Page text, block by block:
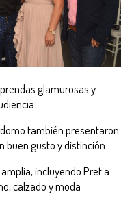
glamurosas y
también presentaron
buen gusto y distinción.
incluyendo Pret a
calzado y moda